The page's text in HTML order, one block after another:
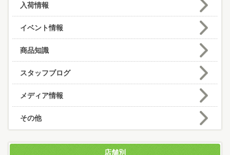
入荷情報
イベント情報
商品知識
スタッフブログ
メディア情報
その他
店舗別